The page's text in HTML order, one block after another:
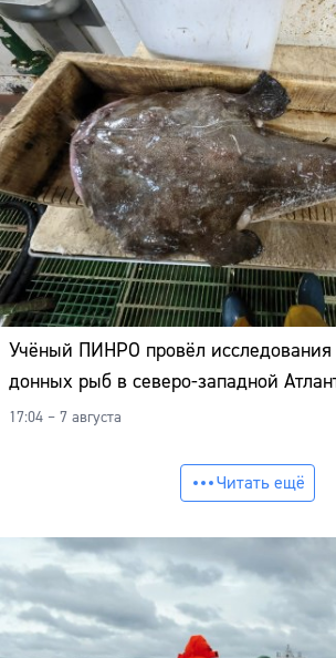
Учёный ПИНРО провёл
донных рыб в северо-западной
17:04 – 7 августа
Читать ещё